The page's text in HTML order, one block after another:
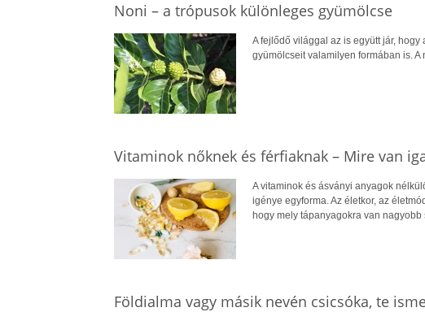
Noni – a trópusok különleges gyümölcse
A fejlődő világgal az is együtt jár,
gyümölcseit valamilyen formában is.
Vitaminok nőknek és férfiaknak – Mire van
A vitaminok és ásványi anyagok
igénye egyforma. Az életkor, az
hogy mely tápanyagokra van nagyobb
Földialma vagy másik nevén csicsóka, te